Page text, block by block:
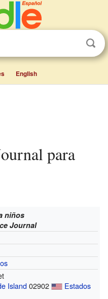
English
niños
Journal
Island02902
Estados